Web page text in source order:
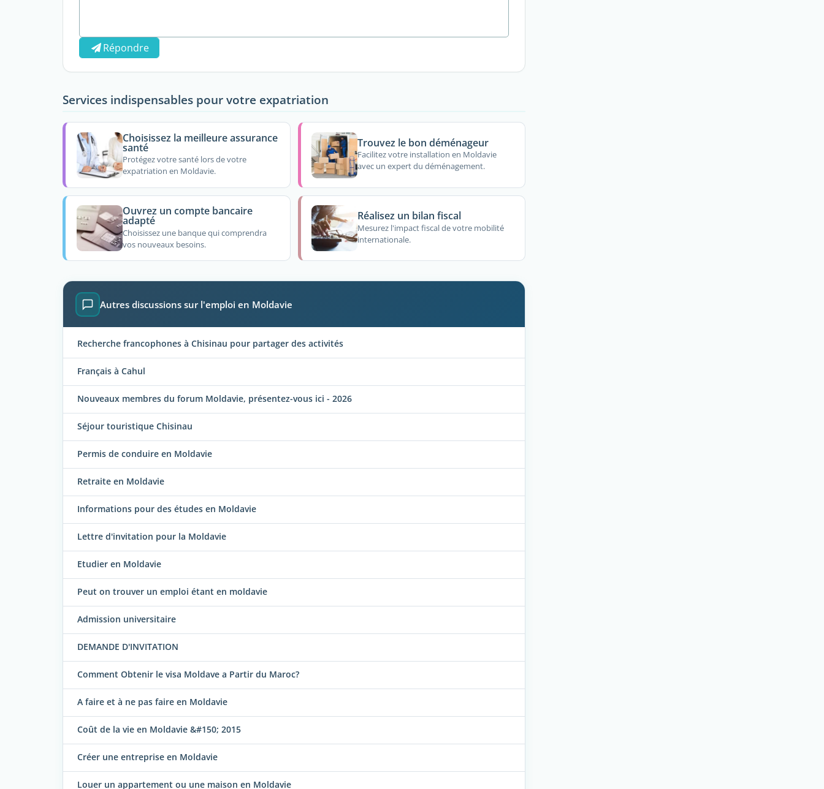
Répondre
Services indispensables pour votre expatriation
Choisissez la meilleure assurance
santé
Protégez votre santé lors de votre
expatriation en Moldavie.
Trouvez le bon déménageur
Facilitez votre installation en Moldavie
avec un expert du déménagement.
Ouvrez un compte bancaire
adapté
Choisissez une banque qui comprendra
vos nouveaux besoins.
Réalisez un bilan fiscal
Mesurez l'impact fiscal de votre mobilité
internationale.
Autres discussions sur l'emploi en Moldavie
Recherche francophones à Chisinau pour partager des activités
Français à Cahul
Nouveaux membres du forum Moldavie, présentez-vous ici - 2026
Séjour touristique Chisinau
Permis de conduire en Moldavie
Retraite en Moldavie
Informations pour des études en Moldavie
Lettre d'invitation pour la Moldavie
Etudier en Moldavie
Peut on trouver un emploi étant en moldavie
Admission universitaire
DEMANDE D'INVITATION
Comment Obtenir le visa Moldave a Partir du Maroc?
A faire et à ne pas faire en Moldavie
Coût de la vie en Moldavie &#150; 2015
Créer une entreprise en Moldavie
Louer un appartement ou une maison en Moldavie